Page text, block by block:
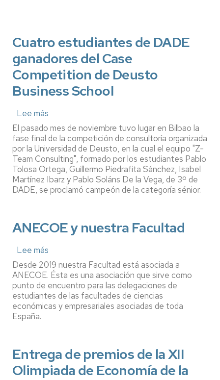
promoción
25-
26
y
jornada
graduación
promoción
24-
25
Cuatro estudiantes de DADE
ganadores del Case
Competition de Deusto
Business School
Lee más
Cuatro
estudiantes
de
DADE
ganadores
del
Case
Competition
de
School
El pasado mes de noviembre tuvo lugar en Bilbao la
fase final de la competición de consultoría organizada
por la Universidad de Deusto, en la cual el equipo "Z-
Team Consulting", formado por los estudiantes Pablo
Tolosa Ortega, Guillermo Piedrafita Sánchez, Isabel
Martínez Ibarz y Pablo Soláns De la Vega, de 3º de
DADE, se proclamó campeón de la categoría sénior.
ANECOE y nuestra Facultad
Lee más
ANECOE
y
nuestra
Facultad
Desde 2019 nuestra Facultad está asociada a
ANECOE. Ésta es una asociación que sirve como
punto de encuentro para las delegaciones de
estudiantes de las facultades de ciencias
económicas y empresariales asociadas de toda
España.
Entrega de premios de la XII
Olimpiada de Economía de la